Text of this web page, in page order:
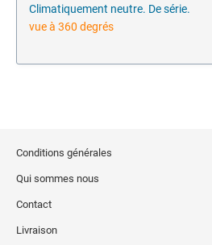
Climatiquement neutre. De série.
vue à 360 degrés
Conditions générales
Qui sommes nous
Contact
Livraison